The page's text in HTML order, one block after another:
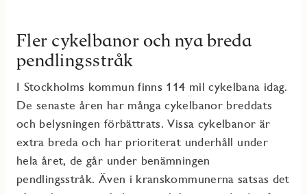
Fler cykelbanor och nya breda
pendlingsstråk
I Stockholms kommun finns 114 mil cykelbana idag.
De senaste åren har många cykelbanor breddats
och belysningen förbättrats. Vissa cykelbanor är
extra breda och har prioriterat underhåll under
hela året, de går under benämningen
pendlingsstråk. Även i kranskommunerna satsas det